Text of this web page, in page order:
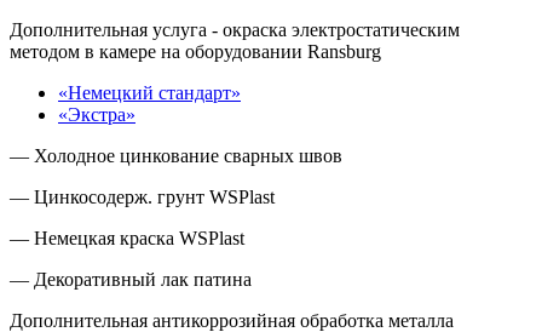
Дополнительная услуга - окраска электростатическим
методом в камере на оборудовании Ransburg
«Немецкий стандарт»
«Экстра»
— Холодное цинкование сварных швов
— Цинкосодерж. грунт WSPlast
— Немецкая краска WSPlast
— Декоративный лак патина
Дополнительная антикоррозийная обработка металла